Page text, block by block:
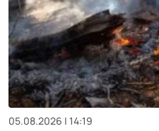
05.08.2026 | 14:19